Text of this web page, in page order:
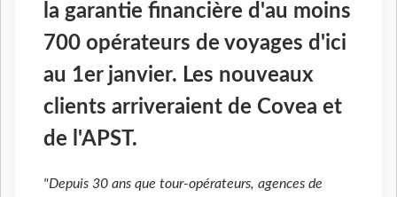
la garantie financière d'au moins
700 opérateurs de voyages d'ici
au 1er janvier. Les nouveaux
clients arriveraient de Covea et
de l'APST.
"Depuis 30 ans que tour-opérateurs, agences de